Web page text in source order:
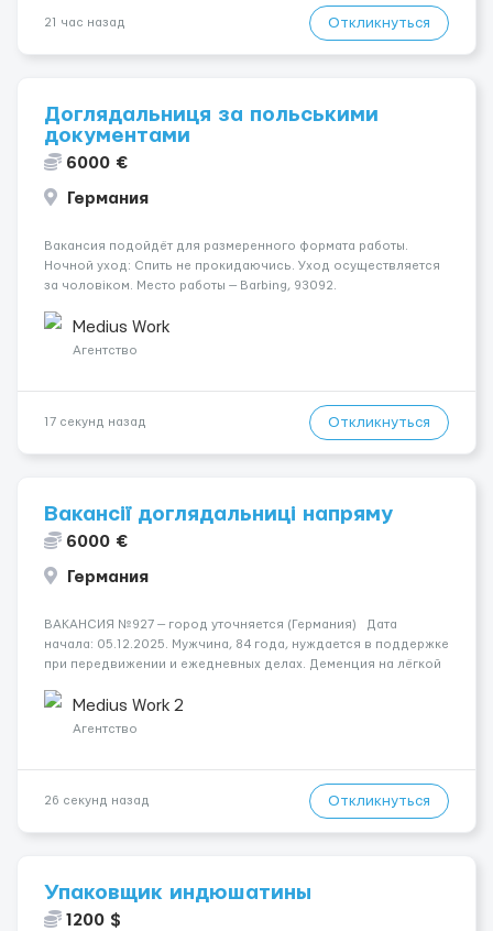
21 час назад Откликнуться
Доглядальниця за польськими
документами
6000 €
Германия
Вакансия подойдёт для размеренного формата работы.
Ночной уход: Спить не прокидаючись. Уход осуществляется
за чоловіком. Место работы — Barbing, 93092.
составляет 1600 €. Мобильность пациента: Мобільний на
візку (повніс...
Medius Work
Агентство
17 секунд назад Откликнуться
Вакансії доглядальниці напряму
6000 €
Германия
ВАКАНСИЯ №927 — город уточняется (Германия) Дата
начала: 05.12.2025. Мужчина, 84 года, нуждается в поддержке
при передвижении и ежедневных делах. Деменция на лёгкой
Требуется женщина со знанием немецкого на ср...
Medius Work 2
Агентство
26 секунд назад Откликнуться
Упаковщик индюшатины
1200 $